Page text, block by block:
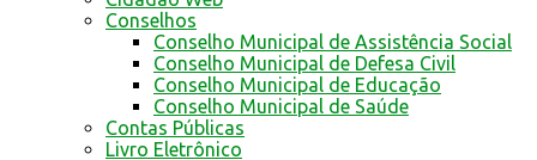
Conselhos
Conselho Municipal de Assistência Social
Conselho Municipal de Defesa Civil
Conselho Municipal de Educação
Conselho Municipal de Saúde
Contas Públicas
Livro Eletrônico